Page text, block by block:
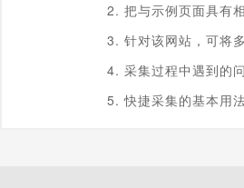
2. 把与示例页面具有
3. 针对该网站，可将
4. 采集过程中遇到的
5. 快捷采集的基本用